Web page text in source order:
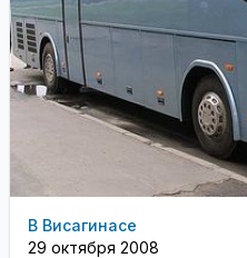
В Висагинасе
29 октября 2008